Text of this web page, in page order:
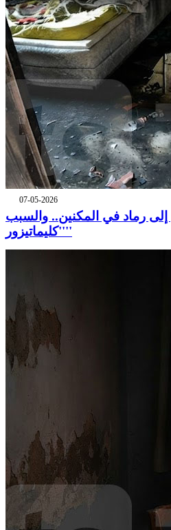
07-05-2026
رماد في المكنين.. والسبب
''كليماتيزور''